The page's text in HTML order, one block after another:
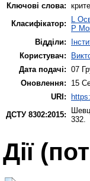
Ключові слова:
Класифікатор:
L
P
Відділи:
Користувач:
Дата подачі: 07
Оновлення:
15
URI:
ДСТУ 8302:2015:
332.
Дії